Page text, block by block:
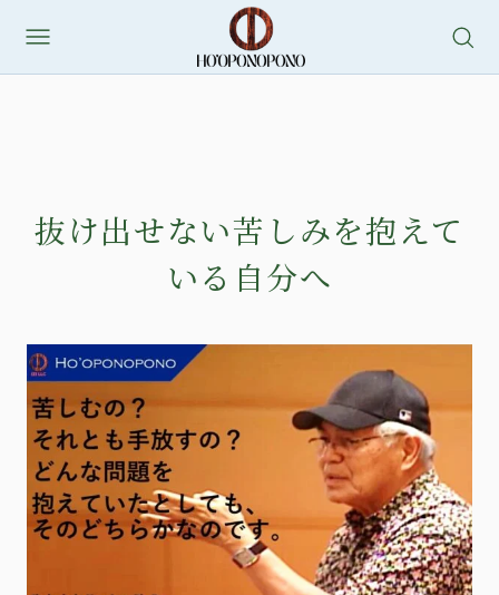
抜け出せない苦しみを抱えて
いる自分へ